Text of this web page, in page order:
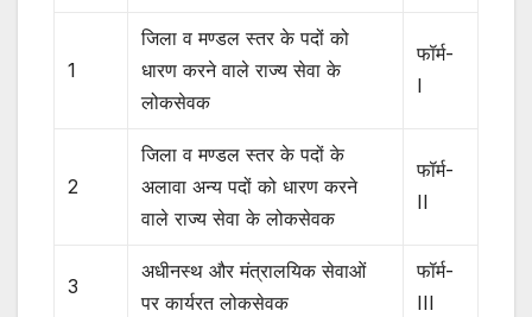
1
जिला व मण्डल स्तर के पदों को
धारण करने वाले राज्य सेवा के
लोकसेवक
फॉर्म-
I
2
जिला व मण्डल स्तर के पदों के
अलावा अन्य पदों को धारण करने
वाले राज्य सेवा के लोकसेवक
फॉर्म-
II
3
अधीनस्थ और मंत्रालयिक सेवाओं
पर कार्यरत लोकसेवक
फॉर्म-
III